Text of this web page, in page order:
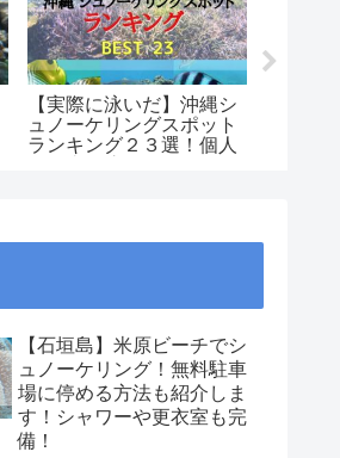
【実際に泳いだ】沖縄シ
ュノーケリングスポット
ランキング２３選！個人
【石垣島】米原ビーチでシ
ュノーケリング！無料駐車
場に停める方法も紹介しま
す！シャワーや更衣室も完
備！